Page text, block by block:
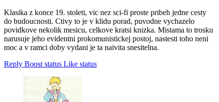
Klasika z konce 19. stoleti, vic nez sci-fi proste pribeh jedne cesty
do budoucnosti. Ctivy to je v klidu porad, puvodne vychazelo
povidkove nekolik mesicu, celkove kratsi knizka. Mistama to trosku
narusuje jeho evidentni prokomunistickej postoj, nastesti toho neni
moc a v ramci doby vydani je ta naivita snesitelna.
Reply Boost status Like status